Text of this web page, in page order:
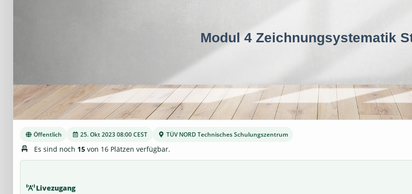
Modul 4 Zeichnungsystematik
Öffentlich 25. Okt 2023 08:00 CEST TÜV NORD Technisches Schulungszentrum
Es sind noch 15 von 16 Plätzen verfügbar.
Livezugang